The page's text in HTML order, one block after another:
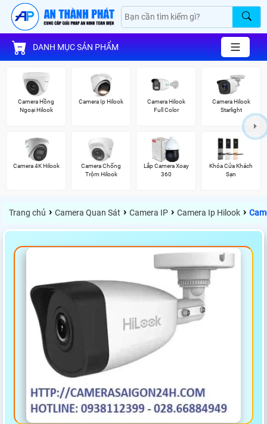
DANH MỤC SẢN PHẨM
Camera Hồng
Ngoại Hilook
Camera Ip Hilook
Camera Hilook
Full Color
Camera Hilook
Starlight
Camera 4K Hilook
Camera Chống
Trộm Hilook
Lắp Camera Xoay
360
Khóa Cửa Khách
Sạn
Trang chủ › Camera Quan Sát › Camera IP › Camera Ip Hilook ›